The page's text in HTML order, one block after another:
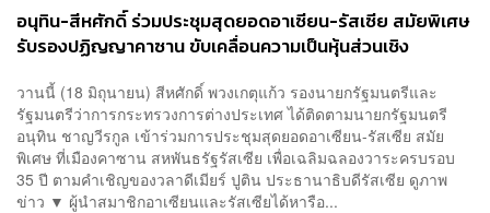
อนุทิน-สีหศักดิ์ ร่วมประชุมสุดยอดอาเซียน-รัสเซีย สมัยพิเศษ
รับรองปฏิญญาคาซาน ขับเคลื่อนความเป็นหุ้นส่วนเชิง
วานนี้ (18 มิถุนายน) สีหศักดิ์ พวงเกตุแก้ว รองนายกรัฐมนตรีและ
รัฐมนตรีว่าการกระทรวงการต่างประเทศ ได้ติดตามนายกรัฐมนตรี
อนุทิน ชาญวีรกูล เข้าร่วมการประชุมสุดยอดอาเซียน-รัสเซีย สมัย
พิเศษ ที่เมืองคาซาน สหพันธรัฐรัสเซีย เพื่อเฉลิมฉลองวาระครบรอบ
35 ปี ตามคำเชิญของวลาดีเมียร์ ปูติน ประธานาธิบดีรัสเซีย ดูภาพ
ข่าว ▼ ผู้นำสมาชิกอาเซียนและรัสเซียได้หารือ...